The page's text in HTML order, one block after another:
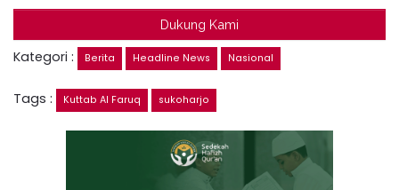
Dukung Kami
Kategori : Berita Headline News Nasional
Tags : Kuttab Al Faruq sukoharjo